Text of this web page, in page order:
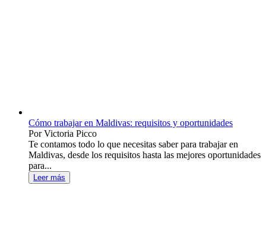
Cómo trabajar en Maldivas: requisitos y oportunidades
Por Victoria Picco
Te contamos todo lo que necesitas saber para trabajar en
Maldivas, desde los requisitos hasta las mejores oportunidades
para...
Leer más